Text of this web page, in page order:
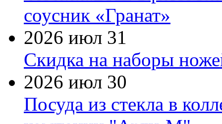
соусник «Гранат»
2026 июл 31
Скидка на наборы
2026 июл 30
Посуда из стекла в